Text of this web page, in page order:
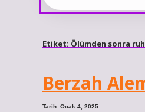
Etiket: Ölümden sonra
Berzah
Tarih: Ocak 4, 2025